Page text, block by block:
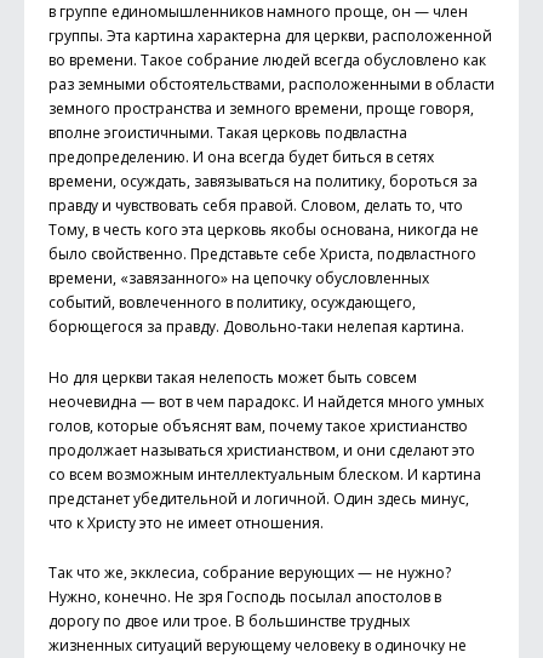
в группе единомышленников намного проще, он — член
группы. Эта картина характерна для церкви, расположенной
во времени. Такое собрание людей всегда обусловлено как
раз земными обстоятельствами, расположенными в области
земного пространства и земного времени, проще говоря,
вполне эгоистичными. Такая церковь подвластна
предопределению. И она всегда будет биться в сетях
времени, осуждать, завязываться на политику, бороться за
правду и чувствовать себя правой. Словом, делать то, что
Тому, в честь кого эта церковь якобы основана, никогда не
было свойственно. Представьте себе Христа, подвластного
времени, «завязанного» на цепочку обусловленных
событий, вовлеченного в политику, осуждающего,
борющегося за правду. Довольно-таки нелепая картина.
Но для церкви такая нелепость может быть совсем
неочевидна — вот в чем парадокс. И найдется много умных
голов, которые объяснят вам, почему такое христианство
продолжает называться христианством, и они сделают это
со всем возможным интеллектуальным блеском. И картина
предстанет убедительной и логичной. Один здесь минус,
что к Христу это не имеет отношения.
Так что же, экклесиа, собрание верующих — не нужно?
Нужно, конечно. Не зря Господь посылал апостолов в
дорогу по двое или трое. В большинстве трудных
жизненных ситуаций верующему человеку в одиночку не